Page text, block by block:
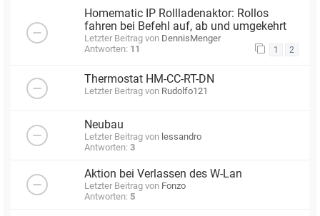
Homematic IP Rollladenaktor: Rollos
fahren bei Befehl auf, ab und umgekehrt
Letzter Beitrag von DennisMenger
Antworten: 11 1 2
Thermostat HM-CC-RT-DN
Letzter Beitrag von Rudolfo121
Neubau
Letzter Beitrag von lessandro
Antworten: 3
Aktion bei Verlassen des W-Lan
Letzter Beitrag von Fonzo
Antworten: 5